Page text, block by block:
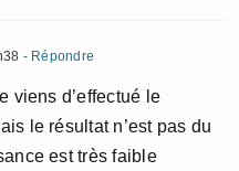
- Répondre
viens d’effectué le
le résultat n’est pas du
est très faible